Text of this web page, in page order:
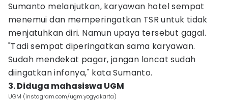
Sumanto melanjutkan, karyawan hotel sempat
menemui dan memperingatkan TSR untuk tidak
menjatuhkan diri. Namun upaya tersebut gagal.
"Tadi sempat diperingatkan sama karyawan.
Sudah mendekat pagar, jangan loncat sudah
diingatkan infonya," kata Sumanto.
3. Diduga mahasiswa UGM
UGM (instagram.com/ugm.yogyakarta)